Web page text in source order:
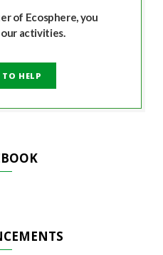
of Ecosphere, you
activities.
HELP